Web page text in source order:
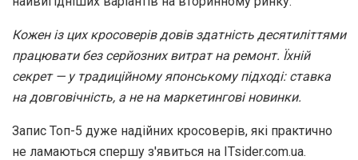
Кожен із цих кросоверів довів здатність десятиліттями
працювати без серйозних витрат на ремонт. Їхній
секрет — у традиційному японському підході: ставка
на довговічність, а не на маркетингові новинки.
Запис Топ-5 дуже надійних кросоверів, які практично
не ламаються спершу з'явиться на ITsider.com.ua.